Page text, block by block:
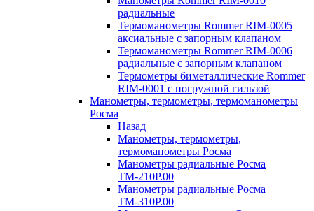
радиальные
Термоманометры Rommer RIM-0005
аксиальные с запорным клапаном
Термоманометры Rommer RIM-0006
радиальные с запорным клапаном
Термометры биметаллические Rommer
RIM-0001 с погружной гильзой
Манометры, термометры, термоманометры
Росма
Назад
Манометры, термометры,
термоманометры Росма
Манометры радиальные Росма
ТМ-210P.00
Манометры радиальные Росма
ТМ-310P.00